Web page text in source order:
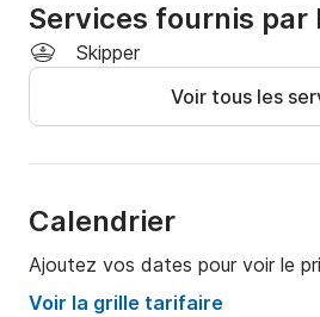
Services fournis par
Skipper
Voir tous les
Calendrier
Ajoutez vos dates pour voir le
Voir la grille tarifaire